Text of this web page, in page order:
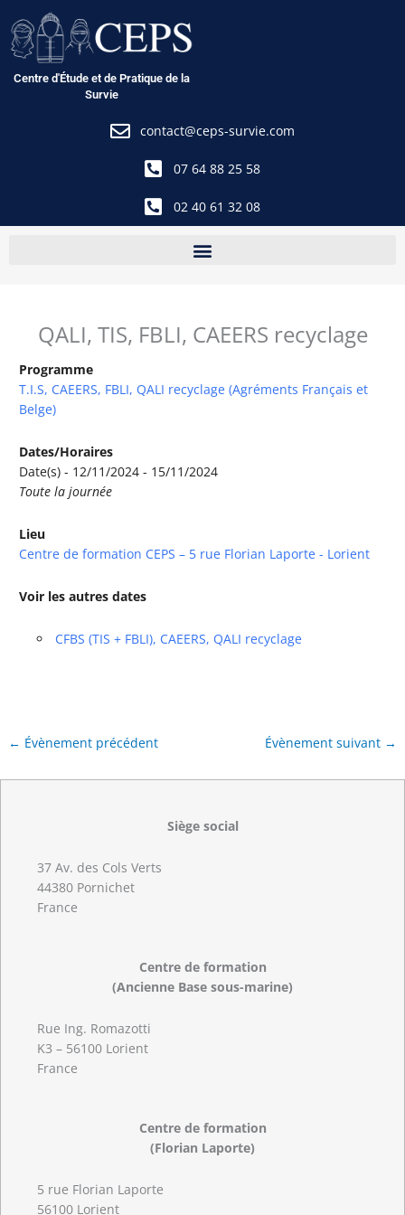
au
contenu
Centre d'Étude et de Pratique de la
Survie
contact@ceps-survie.com
07 64 88 25 58
02 40 61 32 08
QALI, TIS, FBLI, CAEERS recyclage
Programme
T.I.S, CAEERS, FBLI, QALI recyclage (Agréments Français et
Belge)
Dates/Horaires
Date(s) - 12/11/2024 - 15/11/2024
Toute la journée
Lieu
Centre de formation CEPS – 5 rue Florian Laporte - Lorient
Voir les autres dates
CFBS (TIS + FBLI), CAEERS, QALI recyclage
← Évènement précédent Évènement suivant →
Siège social
37 Av. des Cols Verts
44380 Pornichet
France
Centre de formation
(Ancienne Base sous-marine)
Rue Ing. Romazotti
K3 – 56100 Lorient
France
Centre de formation
(Florian Laporte)
5 rue Florian Laporte
56100 Lorient